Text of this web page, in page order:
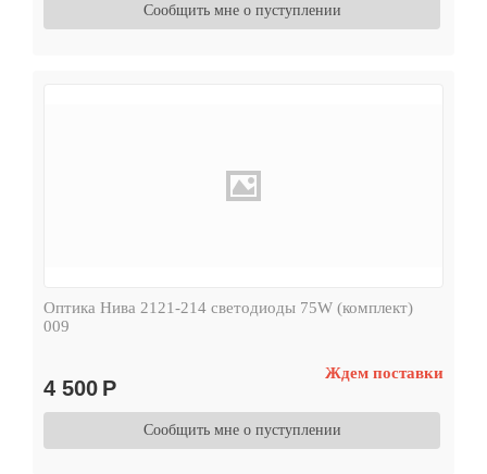
Сообщить мне о пуступлении
Оптика Нива 2121-214 светодиоды 75W (комплект)
009
4 500 Р
Ждем поставки
Сообщить мне о пуступлении